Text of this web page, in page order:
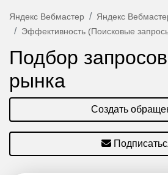
Яндекс Вебмастер
Яндекс
Эффективность (Поисковые
Подбор
рынка
Создать